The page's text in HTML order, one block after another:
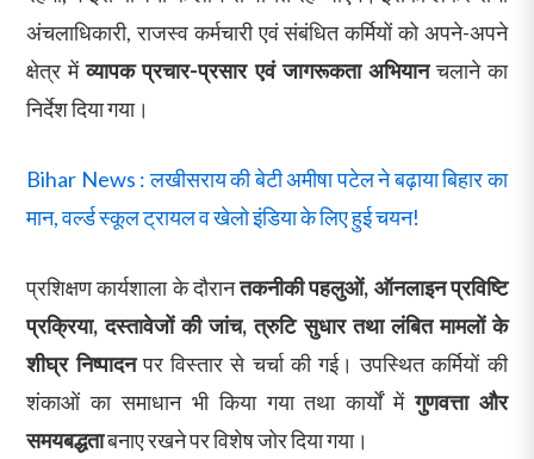
अंचलाधिकारी, राजस्व कर्मचारी एवं संबंधित कर्मियों को अपने-अपने
क्षेत्र मेंव्यापक प्रचार-प्रसार एवं जागरूकता अभियानचलाने का
निर्देश दिया गया।
Bihar News : लखीसराय की बेटी अमीषा पटेल ने बढ़ाया बिहार का
मान, वर्ल्ड स्कूल ट्रायल व खेलो इंडिया के लिए हुई चयन!
प्रशिक्षण कार्यशाला के दौरानतकनीकी पहलुओं, ऑनलाइन प्रविष्टि
प्रक्रिया, दस्तावेजों की जांच, त्रुटि सुधार तथा लंबित मामलों के
शीघ्र निष्पादनपर विस्तार से चर्चा की गई। उपस्थित कर्मियों की
शंकाओं का समाधान भी किया गया तथा कार्यों मेंगुणवत्ता और
समयबद्धताबनाए रखने पर विशेष जोर दिया गया।